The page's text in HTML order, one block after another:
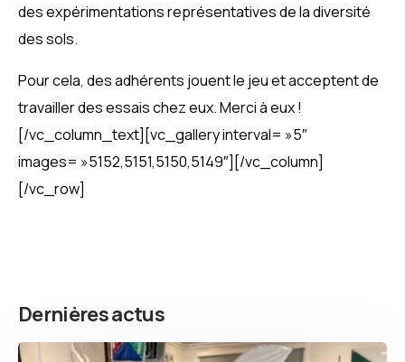
des expérimentations représentatives de la diversité
des sols.
Pour cela, des adhérents jouent le jeu et acceptent de
travailler des essais chez eux. Merci à eux !
[/vc_column_text][vc_gallery interval= »5″
images= »5152,5151,5150,5149″][/vc_column]
[/vc_row]
Dernières actus